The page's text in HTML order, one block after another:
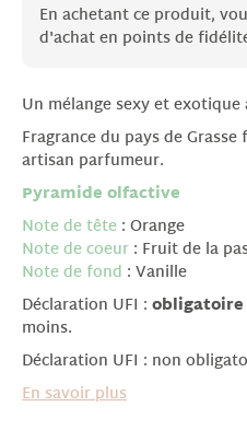
En achetant ce produit,
d'achat en points de
Un mélange sexy et
Fragrance du pays de
artisan parfumeur.
Pyramide olfactive
Note de tête : Orange
Note de coeur : Fruit de la
Note de fond : Vanille
Déclaration UFI : obligatoire
moins.
Déclaration UFI : non
En savoir plus